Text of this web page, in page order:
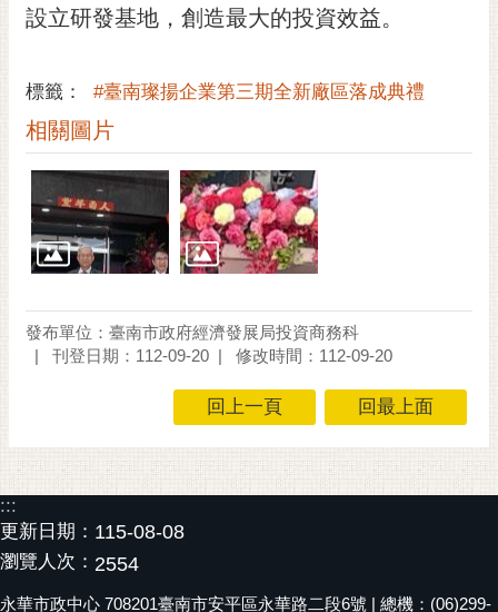
本
隱
私
權
及
全
政
策
網
站
資
放
宣
告
市
府
交
設立研發基地，創造最大的投資效益。
標籤： #臺南璨揚企業第三期全新廠區落成典禮
相關圖片
發布單位：臺南市政府經濟發展局投資商務科
刊登日期：112-09-20
修改時間：112-09-20
回上一頁 回最上面
:::
更新日期： 115-08-08
瀏覽人次： 2554
永華市政中心 708201臺南市安平區永華路二段6號 | 總機：(06)299-